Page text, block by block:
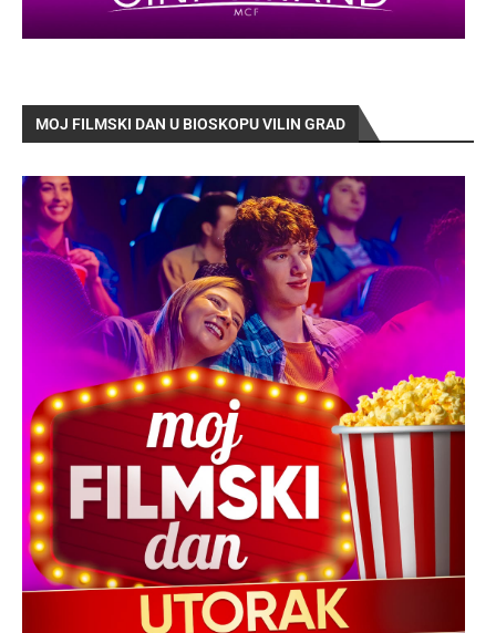
MOJ FILMSKI DAN U BIOSKOPU VILIN GRAD